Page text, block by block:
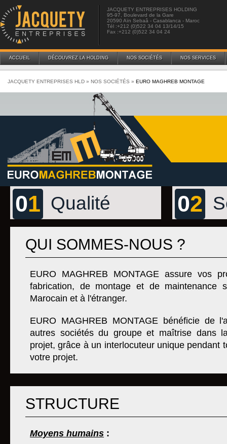
JACQUETY ENTREPRISES HOLDING
95-97, Boulevard de la Gare
20590 Aïn Sebaâ - Casablanca - Maroc
Tél :+212 (0)522 34 04 13/14/15
Fax :+212 (0)522 34 04 24
ACCUEIL DÉCOUVREZ LA HOLDING NOS SOCIÉTÉS NOS SERVICES
JACQUETY ENTREPRISES HLD » NOS SOCIÉTÉS » EURO MAGHREB MONTAGE
01 Qualité 02
QUI SOMMES-NOUS ?
EURO MAGHREB MONTAGE assure vos
fabrication, de montage et de maintenance
Marocain et à l'étranger.
EURO MAGHREB MONTAGE bénéficie de
autres sociétés du groupe et maîtrise dans
projet, grâce à un interlocuteur unique pendant
votre projet.
STRUCTURE
Moyens humains :